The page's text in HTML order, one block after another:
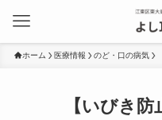
ホーム 医療情報 のど・口の病気
【いびき